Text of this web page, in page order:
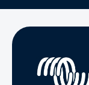
Nyheter Om oss